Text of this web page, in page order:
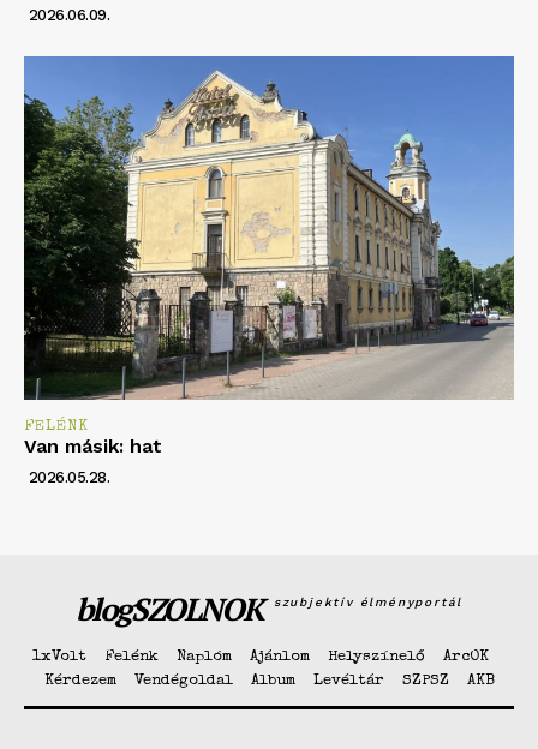
2026.06.09.
FELÉNK
Van másik: hat
2026.05.28.
blogSZOLNOK szubjektív élményportál
1xVolt Felénk Naplóm Ajánlom Helyszínelő
ArcOK
Kérdezem
Vendégoldal Album Levéltár SZPSZ AKB